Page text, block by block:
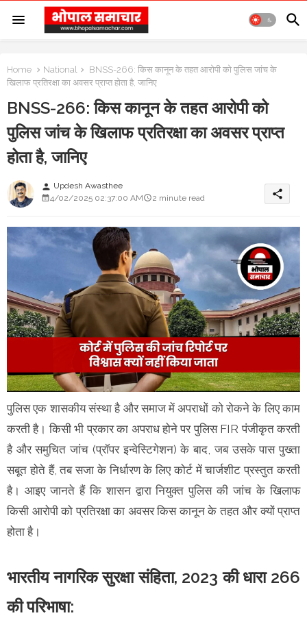
Home National
BNSS-266: किस कानून के तहत आरोपी को पुलिस जांच के
खिलाफ प्रतिरक्षा का अवसर प्राप्त होता है, जानिए
BNSS-266: किस कानून के तहत आरोपी को
पुलिस जांच के खिलाफ प्रतिरक्षा का अवसर प्राप्त
होता है, जानिए
person Updesh Awasthee
4/02/2025 02:37:00 AM
2 minute read share
पुलिस एक शासकीय संस्था है और समाज में अपराधों को रोकने के लिए काम
करती है। किसी भी प्रकार का अपराध होने पर पुलिस FIR पंजीकृत करती
है और समुचित जांच (प्रॉपर इन्वेस्टिगेशन) के बाद, जब उसके पास पुख्ता
सबूत होते हैं, तब सजा के निर्धारण के लिए कोर्ट में चार्जशीट प्रस्तुत करती
है। आइए जानते हैं कि शासन द्वारा नियुक्त पुलिस की जांच के खिलाफ
किसी आरोपी को प्रतिरक्षा का अवसर किस कानून के तहत और क्यों प्राप्त
होता है।
भारतीय नागरिक सुरक्षा संहिता, 2023 की धारा 266
की परिभाषा: